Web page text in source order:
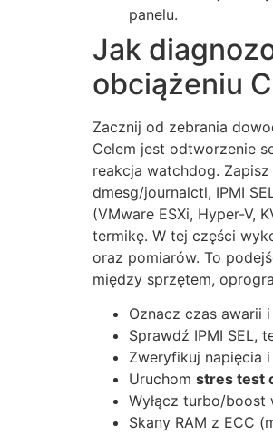
panelu.
Jak
obciążeniu
Zacznij od zebrania
Celem jest odtworzenie
reakcja watchdog.
dmesg/journalctl, IPMI
(VMware ESXi, Hyper-V,
termikę. W tej części
oraz pomiarów. To
między sprzętem,
Oznacz czas awarii
Sprawdź IPMI SEL,
Zweryfikuj napięcia
Uruchom stres test
Wyłącz turbo/boost
Skany RAM z ECC